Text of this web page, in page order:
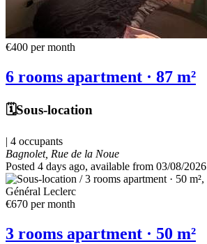
€400 per month
6 rooms apartment · 87 m²
🗓️Sous-location
| 4 occupants
Bagnolet, Rue de la Noue
Posted 4 days ago, available from 03/08/2026
€670 per month
3 rooms apartment · 50 m²